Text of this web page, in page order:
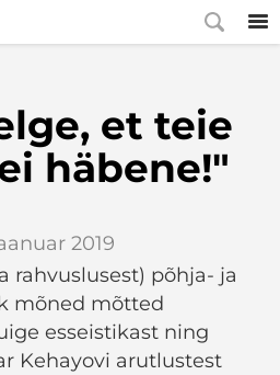
et teie
häbene!"
2019
rahvuslusest) põhja- ja
mõned mõtted
esseistikast ning
Kehayovi arutlustest